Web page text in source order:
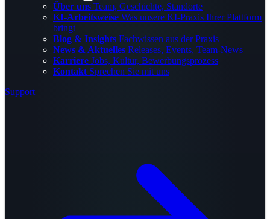
Über uns Team, Geschichte, Standorte
KI-Arbeitsweise Was unsere KI-Praxis Ihrer Plattform
bringt
Blog & Insights Fachwissen aus der Praxis
News & Aktuelles Releases, Events, Team-News
Karriere Jobs, Kultur, Bewerbungsprozess
Kontakt Sprechen Sie mit uns
Support